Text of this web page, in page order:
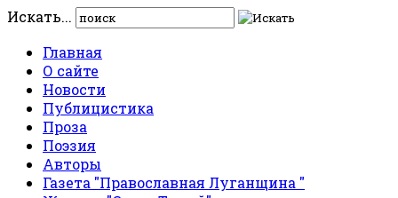
Искать...
Главная
О сайте
Новости
Публицистика
Проза
Поэзия
Авторы
Газета "Православная Луганщина "